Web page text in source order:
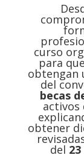
curso
para
obtengan
del
becas
activos
obtener
del